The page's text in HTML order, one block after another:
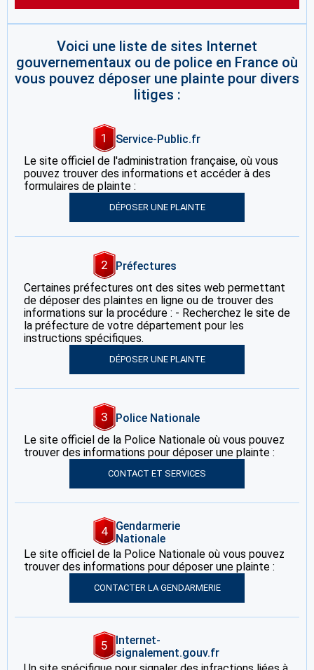
Voici une liste de sites Internet
gouvernementaux ou de police en France où
vous pouvez déposer une plainte pour divers
litiges :
1
Service-Public.fr
Le site officiel de l'administration française, où vous
pouvez trouver des informations et accéder à des
formulaires de plainte :
DÉPOSER UNE PLAINTE
2
Préfectures
Certaines préfectures ont des sites web permettant
de déposer des plaintes en ligne ou de trouver des
informations sur la procédure : - Recherchez le site de
la préfecture de votre département pour les
instructions spécifiques.
DÉPOSER UNE PLAINTE
3
Police Nationale
Le site officiel de la Police Nationale où vous pouvez
trouver des informations pour déposer une plainte :
CONTACT ET SERVICES
4
Gendarmerie
Nationale
Le site officiel de la Police Nationale où vous pouvez
trouver des informations pour déposer une plainte :
CONTACTER LA GENDARMERIE
5
Internet-
signalement.gouv.fr